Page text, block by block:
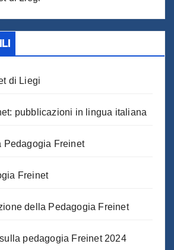
di Liegi
pubblicazioni in lingua italiana
Pedagogia Freinet
Freinet
della Pedagogia Freinet
pedagogia Freinet 2024